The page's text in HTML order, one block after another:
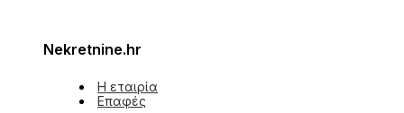
Nekretnine.hr
Η εταιρία
Επαφές